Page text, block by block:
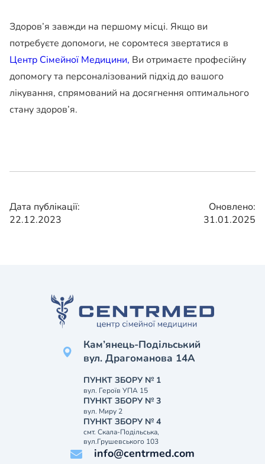
Здоров’я завжди на першому місці. Якщо ви
потребуєте допомоги, не соромтеся звертатися в
Центр Сімейної Медицини, Ви отримаєте професійну
допомогу та персоналізований підхід до вашого
лікування, спрямований на досягнення оптимального
стану здоров’я.
Дата публікації:
22.12.2023
Оновлено:
31.01.2025
Кам’янець-Подільський
вул. Драгоманова 14А
ПУНКТ ЗБОРУ № 1
вул. Героїв УПА 15
ПУНКТ ЗБОРУ № 3
вул. Миру 2
ПУНКТ ЗБОРУ № 4
смт. Скала-Подільська,
вул.Грушевського 103
info@centrmed.com